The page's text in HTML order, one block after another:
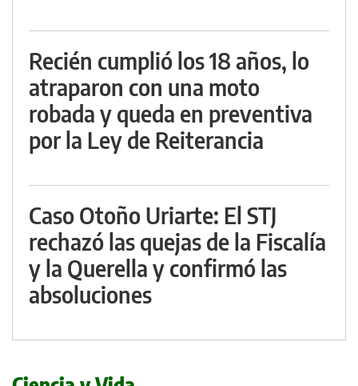
Recién cumplió los 18 años, lo
atraparon con una moto
robada y queda en preventiva
por la Ley de Reiterancia
Caso Otoño Uriarte: El STJ
rechazó las quejas de la Fiscalía
y la Querella y confirmó las
absoluciones